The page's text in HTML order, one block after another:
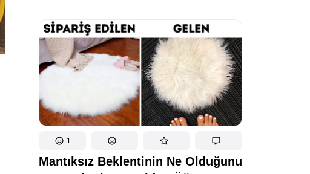
1 - - -
Mantıksız Beklentinin Ne Olduğunu